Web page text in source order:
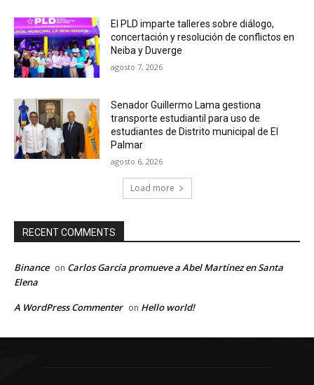
El PLD imparte talleres sobre diálogo,
concertación y resolución de conflictos en
Neiba y Duverge
agosto 7, 2026
Senador Guillermo Lama gestiona
transporte estudiantil para uso de
estudiantes de Distrito municipal de El
Palmar
agosto 6, 2026
Load more
RECENT COMMENTS
Binance on Carlos García promueve a Abel Martínez en Santa
Elena
A WordPress Commenter on Hello world!